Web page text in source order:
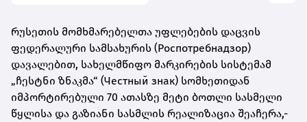
რუსეთის მომხმარებელთა უფლებების დაცვის
ფედერალური სამსახურის (Роспотребнадзор)
დავალებით, სახელმწიფო მარკირების სისტემამ
„ჩესტნი ზნაკმა“ (Честный знак) სომხეთიდან
იმპორტირებული 70 ათასზე მეტი ბოთლი სასმელი
წყლისა და გაზიანი სასმლის რეალიზაცია შეაჩერა,-